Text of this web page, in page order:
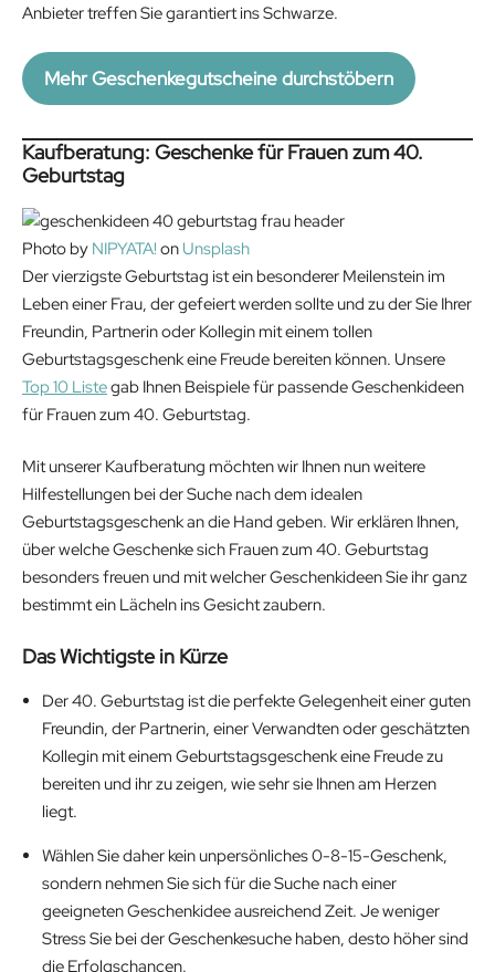
Anbieter treffen Sie garantiert ins Schwarze.
Mehr Geschenkegutscheine durchstöbern
Kaufberatung: Geschenke für Frauen zum 40.
Geburtstag
Photo by NIPYATA! on Unsplash
Der vierzigste Geburtstag ist ein besonderer Meilenstein im
Leben einer Frau, der gefeiert werden sollte und zu der Sie Ihrer
Freundin, Partnerin oder Kollegin mit einem tollen
Geburtstagsgeschenk eine Freude bereiten können. Unsere
Top 10 Listegab Ihnen Beispiele für passende Geschenkideen
für Frauen zum 40. Geburtstag.
Mit unserer Kaufberatung möchten wir Ihnen nun weitere
Hilfestellungen bei der Suche nach dem idealen
Geburtstagsgeschenk an die Hand geben. Wir erklären Ihnen,
über welche Geschenke sich Frauen zum 40. Geburtstag
besonders freuen und mit welcher Geschenkideen Sie ihr ganz
bestimmt ein Lächeln ins Gesicht zaubern.
Das Wichtigste in Kürze
Der 40. Geburtstag ist die perfekte Gelegenheit einer guten
Freundin, der Partnerin, einer Verwandten oder geschätzten
Kollegin mit einem Geburtstagsgeschenk eine Freude zu
bereiten und ihr zu zeigen, wie sehr sie Ihnen am Herzen
liegt.
Wählen Sie daher kein unpersönliches 0-8-15-Geschenk,
sondern nehmen Sie sich für die Suche nach einer
geeigneten Geschenkidee ausreichend Zeit. Je weniger
Stress Sie bei der Geschenkesuche haben, desto höher sind
die Erfolgschancen.